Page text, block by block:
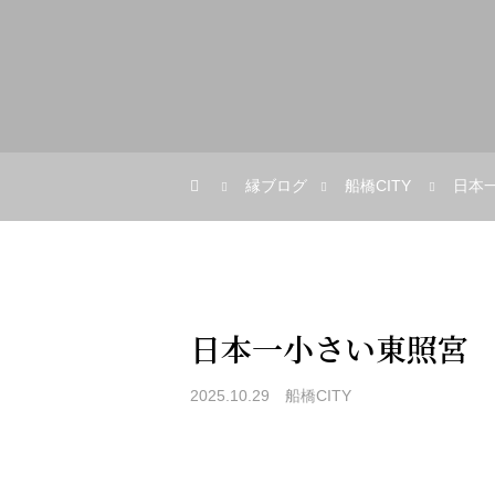
縁ブログ 船橋CITY 日本
日本一小さい東照宮
2025.10.29 船橋CITY